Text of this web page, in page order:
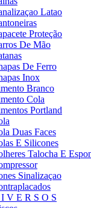
Latao
Proteção
De Mão
De Ferro
Inox
Branco
Cola
Portland
Duas Faces
E Silicones
Talocha E
Sinalizaçao
V E R S O S